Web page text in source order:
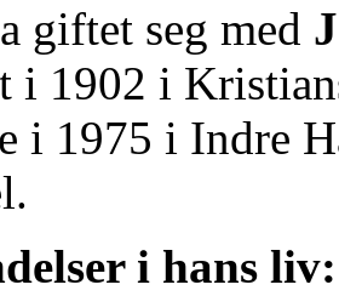
giftet seg med
i 1902 i
i 1975 i Indre
i hans liv: